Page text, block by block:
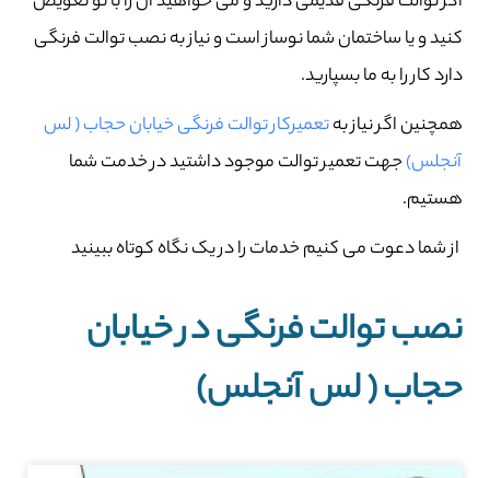
کنید و یا ساختمان شما نوساز است و نیاز به نصب توالت فرنگی
دارد کار را به ما بسپارید.
همچنین اگر نیاز بهتعمیرکار توالت فرنگی خیابان حجاب ( لس
آنجلس)جهت تعمیر توالت موجود داشتید در خدمت شما
هستیم.
از شما دعوت می کنیم خدمات را در یک نگاه کوتاه ببینید
نصب توالت فرنگی در خیابان
حجاب ( لس آنجلس)